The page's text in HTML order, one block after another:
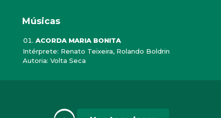
Músicas
ACORDA MARIA BONITA
Intérprete: Renato Teixeira, Rolando Boldrin
Autoria: Volta Seca